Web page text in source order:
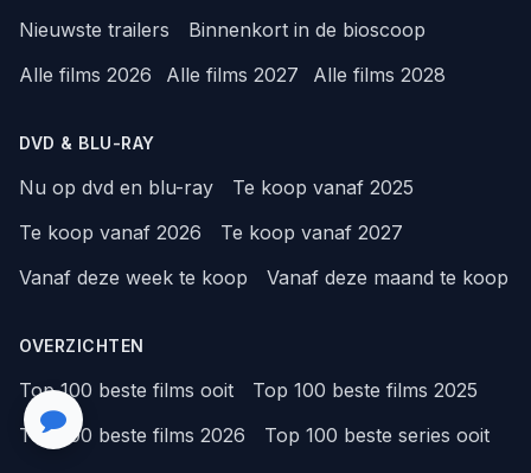
Nieuwste trailers
Binnenkort in de bioscoop
Alle films 2026
Alle films 2027 Alle films 2028
DVD & BLU-RAY
Nu op dvd en blu-ray
Te koop vanaf 2025
Te koop vanaf 2026
Te koop vanaf 2027
Vanaf deze week te koop
Vanaf deze maand te koop
OVERZICHTEN
Top 100 beste films ooit
Top 100 beste films 2025
Top 100 beste films 2026
Top 100 beste series ooit